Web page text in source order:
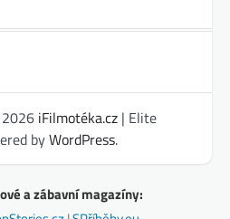
iFilmotéka.cz | Elite
byWordPress.
a zábavní magazíny: